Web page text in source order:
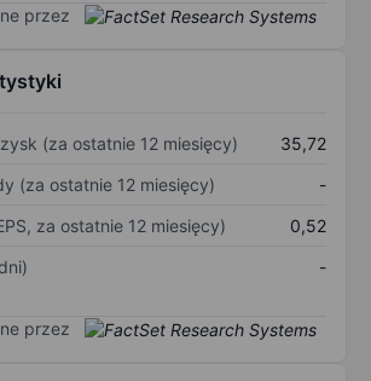
przez
(za ostatnie 12 miesięcy)
35,72
(za ostatnie 12 miesięcy)
-
za ostatnie 12 miesięcy)
0,52
-
przez